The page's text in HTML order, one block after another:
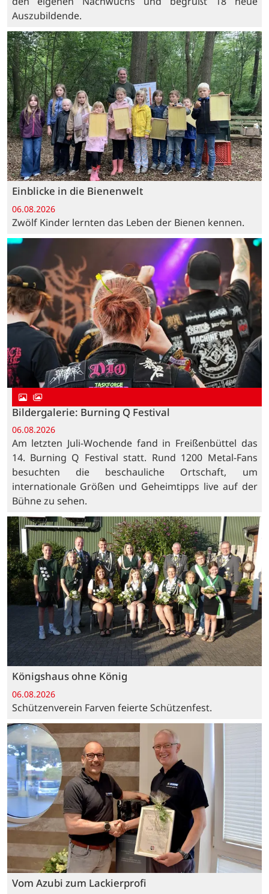
Auszubildende.
Einblicke in die Bienenwelt
06.08.2026
Zwölf Kinder lernten das Leben der Bienen kennen.
Bildergalerie: Burning Q Festival
06.08.2026
Am letzten Juli-Wochende fand in Freißenbüttel das
14. Burning Q Festival statt. Rund 1200 Metal-Fans
besuchten die beschauliche Ortschaft, um
internationale Größen und Geheimtipps live auf der
Bühne zu sehen.
Königshaus ohne König
06.08.2026
Schützenverein Farven feierte Schützenfest.
Vom Azubi zum Lackierprofi